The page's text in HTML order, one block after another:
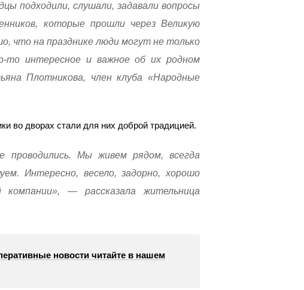
подходили, слушали, задавали вопросы
которые прошли через Великую
что на празднике люди могут не только
то интересное и важное об их родном
Плотникова, член клуба «Народные
во дворах стали для них доброй традицией.
проводились. Мы живем рядом, всегда
Интересно, весело, задорно, хорошо
— рассказала жительница
новости читайте в нашем